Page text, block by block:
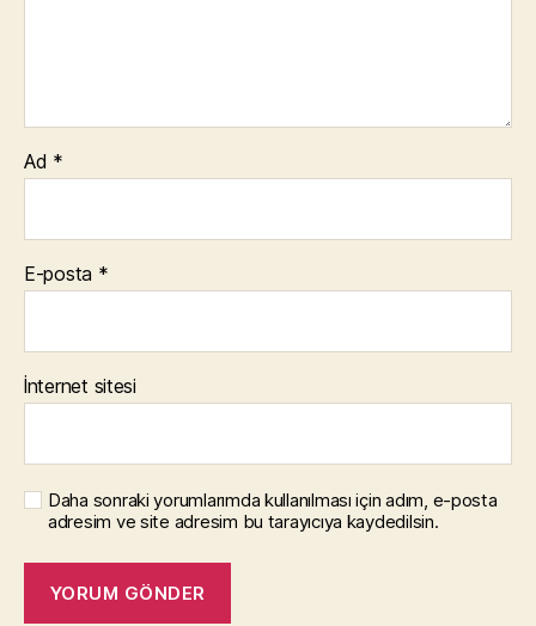
Ad *
E-posta *
İnternet sitesi
Daha sonraki yorumlarımda kullanılması için adım, e-posta
adresim ve site adresim bu tarayıcıya kaydedilsin.